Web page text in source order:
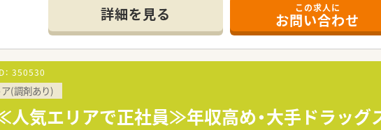
どにより決定いたします詳細を見る この求人に
お問い合わせ
350530
(調剤あり)
人気エリアで正社員≫年収高め・大手ドラッグ